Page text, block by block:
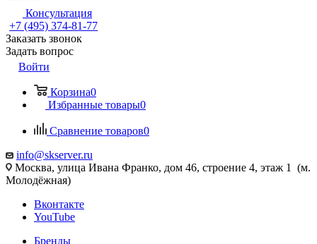
Консультация
+7 (495) 374-81-77
Заказать звонок
Задать вопрос
Войти
Корзина0
Избранные товары0
Сравнение товаров0
info@skserver.ru
Москва, улица Ивана Франко, дом 46, строение 4, этаж 1 (м.
Молодёжная)
Вконтакте
YouTube
Бренды